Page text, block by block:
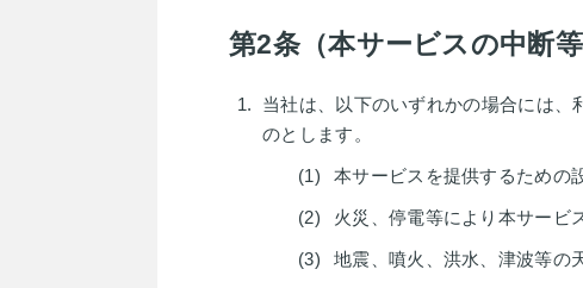
第2条（本サービスの中断等
当社は、以下のいずれかの場合には
のとします。
本サービスを提供するための
火災、停電等により本サービ
地震、噴火、洪水、津波等の